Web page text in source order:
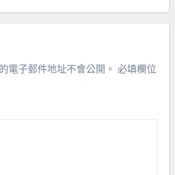
電子郵件地址不會公開。 必填欄位